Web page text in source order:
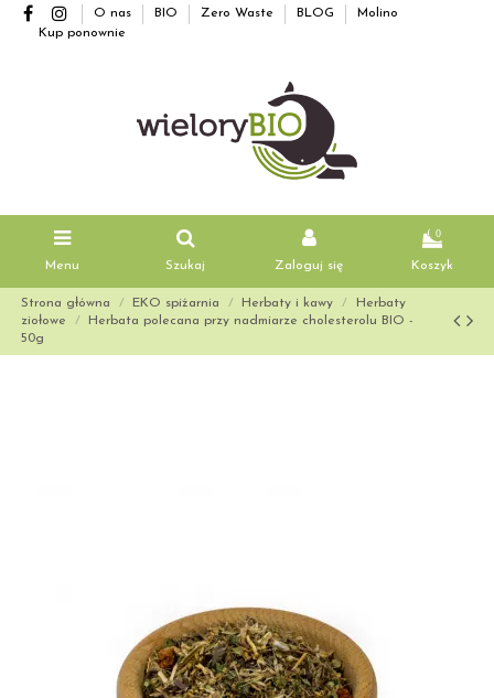
O nas BIO Zero Waste BLOG
Molino
Kup ponownie
Menu Szukaj Zaloguj się
0
Koszyk
Strona główna EKO spiżarnia Herbaty i kawy
Herbaty
ziołowe
Herbata polecana przy nadmiarze cholesterolu BIO -
50g